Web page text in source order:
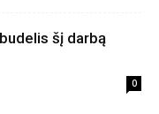
šį darbą
0